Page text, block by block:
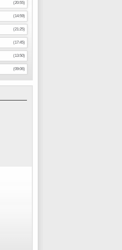
(20:55)
(14:59)
(21:25)
(17:45)
(13:50)
(09:06)